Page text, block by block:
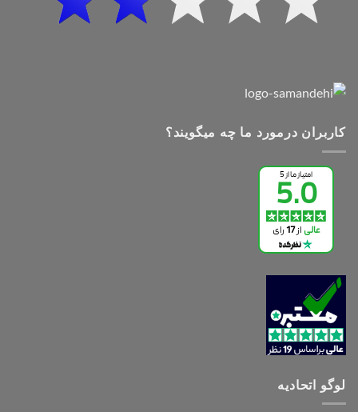
کاربران درمورد ما چه میگویند؟
لوگو اتحادیه